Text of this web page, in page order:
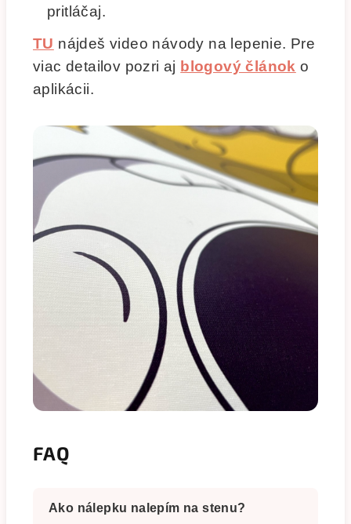
pritláčaj.
TU nájdeš video návody na lepenie. Pre
viac detailov pozri aj blogový článok o
aplikácii.
FAQ
Ako nálepku nalepím na stenu?